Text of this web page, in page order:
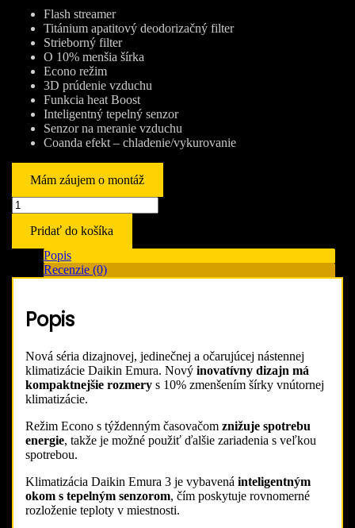
Flash streamer
Titánium apatitový deodorizačný filter
Strieborný filter
O 10% menšia šírka
Econo režim
3D prúdenie vzduchu
Funkcia heat Boost
Inteligentný tepelný senzor
Senzor na meranie vzduchu
Coanda efekt – chladenie/vykurovanie
Mám záujem o montáž
množstvo
Daikin
Emura
v
matnej
bielej
RXJ42A
Pridať do košíka
Popis
Recenzie (0)
Popis
Nová séria dizajnovej, jedinečnej a očarujúcej nástennej
klimatizácie Daikin Emura. Nový inovatívny dizajn má
kompaktnejšie rozmery s 10% zmenšením šírky vnútornej
klimatizácie.
Režim Econo s týždenným časovačom znižuje spotrebu
energie, takže je možné použiť ďalšie zariadenia s veľkou
spotrebou.
Klimatizácia Daikin Emura 3 je vybavená inteligentným
okom s tepelným senzorom, čím poskytuje rovnomerné
rozloženie teploty v miestnosti.